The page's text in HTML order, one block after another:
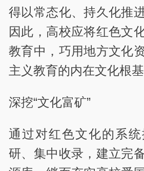
得以常态化、持久化推
因此，高校应将红色文
教育中，巧用地方文化
主义教育的内在文化根基
深挖“文化富矿”
通过对红色文化的系
研、集中收录，建立完